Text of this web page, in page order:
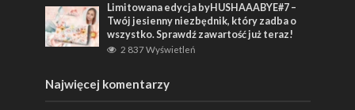
Limitowana edycja byHUSHAAABYE#7 –
Twój jesienny niezbędnik, który zadba o
wszystko. Sprawdź zawartość już teraz!
2 837 Wyświetleń
Najwięcej komentarzy